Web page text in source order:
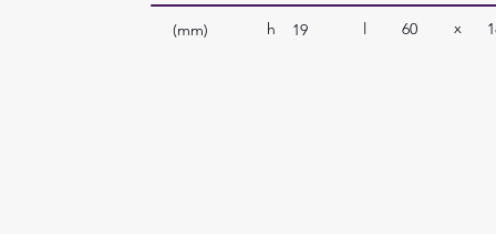
(mm) 19
h l 60 x